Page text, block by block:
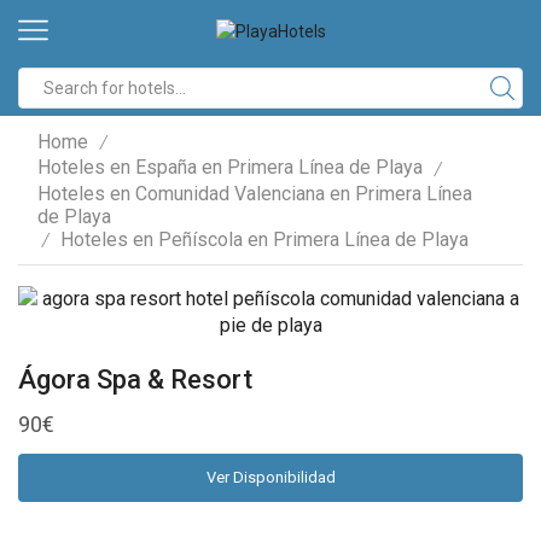
input
Home /
Hoteles en España en Primera Línea de Playa /
Hoteles en Comunidad Valenciana en Primera Línea
de Playa
/ Hoteles en Peñíscola en Primera Línea de Playa
Ágora Spa & Resort
90€
Ver Disponibilidad